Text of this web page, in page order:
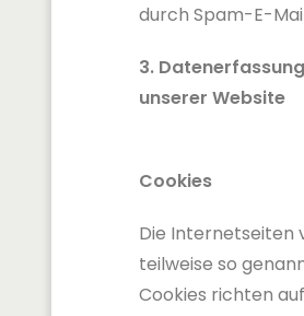
durch Spam-E-
3.
unserer Website
Cookies
Die Internetseiten
teilweise so
Cookies richten